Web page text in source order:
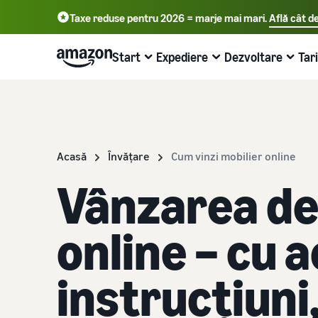
Taxe reduse pentru 2026 = marje mai mari.Află cât
中文 - CN English - GB Deutsch - DE
Start
Compară ratele de vânzare
Creează un cont de vânzător
Examinați pașii pentru a crea un cont de vânzător
Creează oferte de produse
Creează sau adoptă oferte de produse
Trimiterea comenzilor
Livrează produse clienților
Expediere
Fulfillment by Amazon
pentru clienți
Procesează comenzile din propriul depozit
Beneficiază de livrări mai rapide, mai ieftine și mai precise
Adaugă produse noi
Obține 10% reducere la vânzări și stocare gratuită cu FBA
Dezvoltare
Creează publicitate în și în afara magazinului Amazon
Vânzări B2B
Conectează-te cu clienții de afaceri
Vinde la nivel global
Vinde clienților Amazon din întreaga lume
Obține recomandări personalizate
Cum te poate ajuta consilierul de piață să creșteți pe
Extinde-ți afacerea eficient din punct de vedere al
Compară ratele de vânzare
Compară și selectează planurile de vânzări
Taxe de vânzare
Taxe de expediere
Blog de comerț online
Seller University
Resurse de instruire și învățare pentru a ajuta companiile
să aibă succes pe Amazon
Povești de succes ale vânzătorilor
Ești gata să începi povestea de succes?
Acasă Învățare Cum vinzi mobilier online
Vânzarea
online – cu